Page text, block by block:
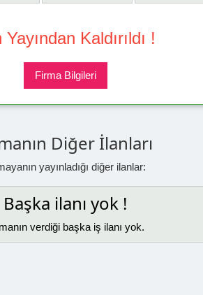
Yayından Kaldırıldı !
Firma Bilgileri
Diğer İlanları
yayınladığı diğer ilanlar:
Başka ilanı yok !
verdiği başka iş ilanı yok.